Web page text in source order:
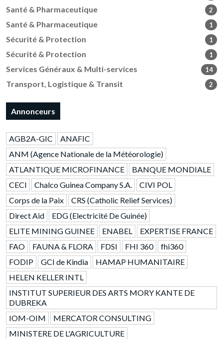
Santé & Pharmaceutique 2
Santé & Pharmaceutique 1
Sécurité & Protection 1
Sécurité & Protection 1
Services Généraux & Multi-services 14
Transport, Logistique & Transit 2
Annonceurs
AGB2A-GIC
ANAFIC
ANM (Agence Nationale de la Météorologie)
ATLANTIQUE MICROFINANCE
BANQUE MONDIALE
CECI
Chalco Guinea Company S.A.
CIVI POL
Corps de la Paix
CRS (Catholic Relief Services)
Direct Aid
EDG (Electricité De Guinée)
ELITE MINING GUINEE
ENABEL
EXPERTISE FRANCE
FAO
FAUNA & FLORA FDSI FHI 360
fhi360
FODIP
GCI de Kindia
HAMAP HUMANITAIRE
HELEN KELLER INTL
INSTITUT SUPERIEUR DES ARTS MORY KANTE DE
DUBREKA
IOM-OIM
MERCATOR CONSULTING
MINISTERE DE L'AGRICULTURE